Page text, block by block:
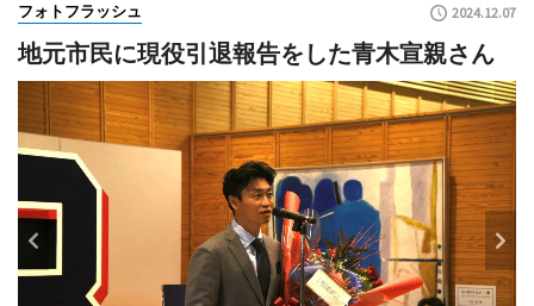
フォトフラッシュ 2024.12.07
地元市民に現役引退報告をした青木宣親さん